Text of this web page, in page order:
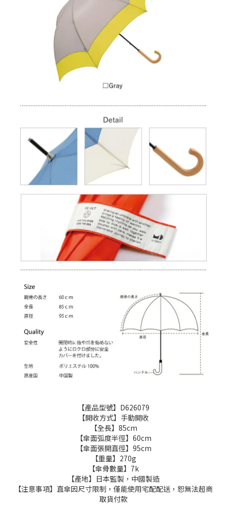
【產品型號】D626079
【開收方式】手動開收
【全長】85cm
【傘面弧度半徑】60cm
【傘面張開直徑】95cm
【重量】270g
【傘骨數量】7k
【產地】日本監製，中國製造
【注意事項】直傘因尺寸限制，僅能使用宅配配送，恕無法超商
取貨付款